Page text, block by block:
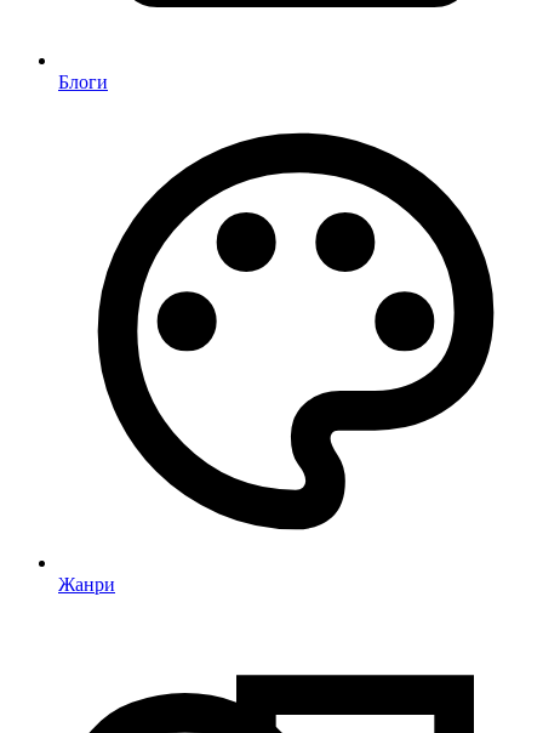
Блоги
Жанри